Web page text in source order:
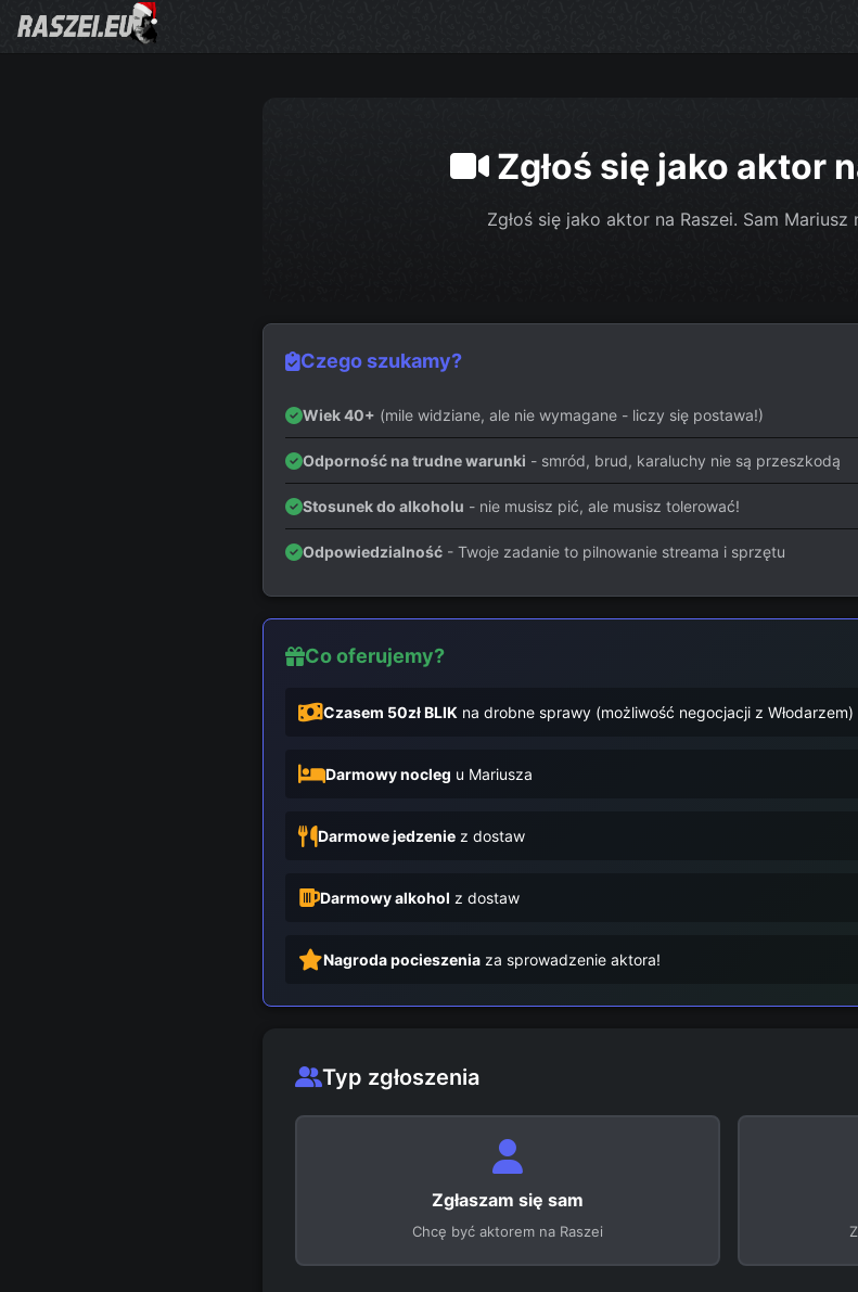
Zgłoś się jako aktor
Zgłoś się jako aktor na Raszei. Sam
Czego szukamy?
Wiek 40+ (mile widziane, ale nie wymagane - liczy się postawa!)
Odporność na trudne warunki - smród, brud, karaluchy nie są przeszkodą
Stosunek do alkoholu - nie musisz pić, ale musisz tolerować!
Odpowiedzialność - Twoje zadanie to pilnowanie streama i sprzętu
Co oferujemy?
Czasem 50zł BLIK na drobne sprawy (możliwość negocjacji z Włodarzem)
Darmowy nocleg u Mariusza
Darmowe jedzenie z dostaw
Darmowy alkohol z dostaw
Nagroda pocieszenia za sprowadzenie aktora!
Typ zgłoszenia
Zgłaszam się sam
Chcę być aktorem na Raszei